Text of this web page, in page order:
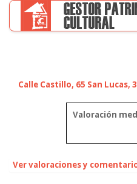
Calle Castillo, 65 San Lucas, 3
Valoración
Ver valoraciones y